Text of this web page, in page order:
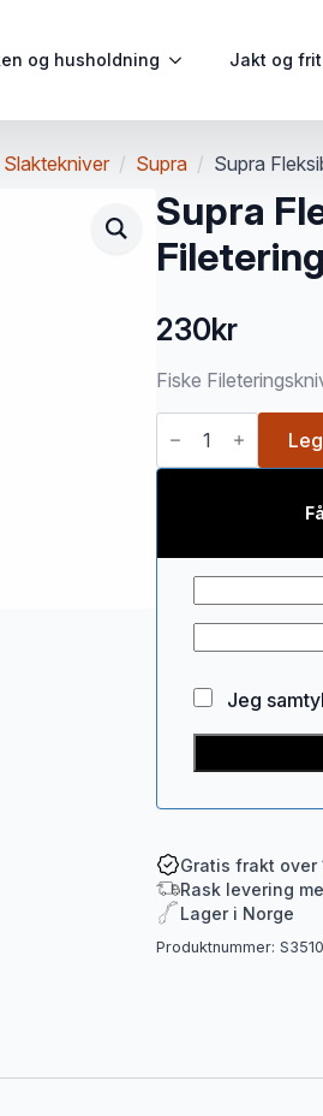
og husholdning Jakt og
Slaktekniver Supra Supra
Supra
230kr
Fiske
Supra
Fleksibel
Fiske
Fileteringskniv
Jeg
Gratis frakt over
Rask levering
Lager i Norge
Produktnummer: